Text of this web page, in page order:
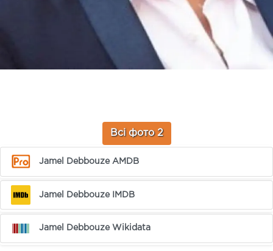
Всі фото 2
Jamel Debbouze AMDB
Jamel Debbouze IMDB
Jamel Debbouze Wikidata